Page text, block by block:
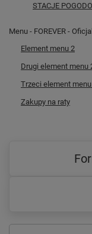
STACJE
Menu - FOREVER -
Element menu 2
Drugi element menu
Trzeci element
Zakupy na raty